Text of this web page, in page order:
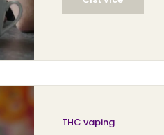
THC vaping